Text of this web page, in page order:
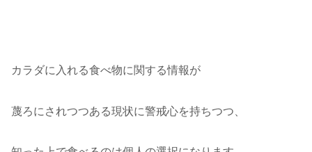
カラダに入れる食べ物に関する情報が
蔑ろにされつつある現状に警戒心を持ちつつ、